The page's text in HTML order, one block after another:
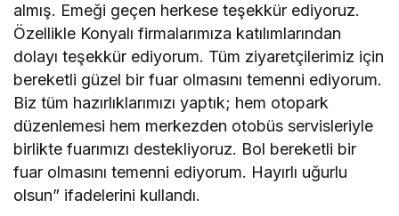
almış. Emeği geçen herkese teşekkür ediyoruz.
Özellikle Konyalı firmalarımıza katılımlarından
dolayı teşekkür ediyorum. Tüm ziyaretçilerimiz için
bereketli güzel bir fuar olmasını temenni ediyorum.
Biz tüm hazırlıklarımızı yaptık; hem otopark
düzenlemesi hem merkezden otobüs servisleriyle
birlikte fuarımızı destekliyoruz. Bol bereketli bir
fuar olmasını temenni ediyorum. Hayırlı uğurlu
olsun” ifadelerini kullandı.